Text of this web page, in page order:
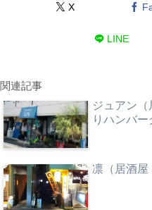
X
LINE
関連記事
ジュアン
りハンバー
凛（居酒屋